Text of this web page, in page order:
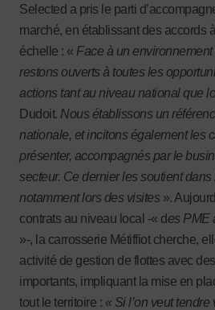
Selected a pris le parti
marché, en établissant des accords
échelle : « Face à un
restons ouverts à toutes les
actions tant au niveau national que
Dudoit. Nous établissons un
nationale, et incitons également les
présenter, accompagnés par le
secteur. Ce dernier les soutient
notamment lors des visites».
contrats au niveau local -« d es PME
»-, la carrosserie Métiffiot cherche,
activité de gestion de flottes avec
importants, impliquant la mise en
tout le territoire : « Si l’on veut